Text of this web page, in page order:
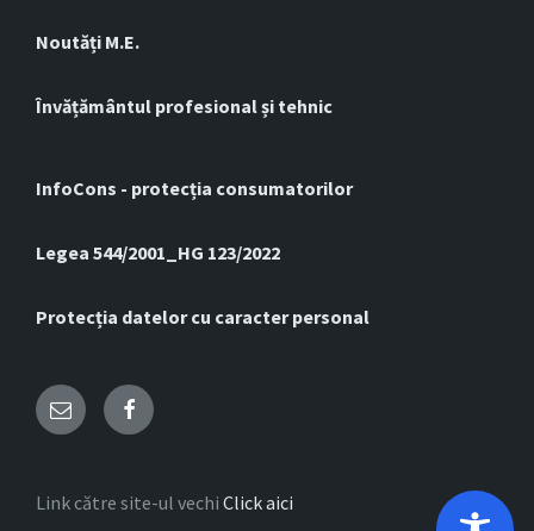
Noutăți M.E.
Învățământul profesional și tehnic
InfoCons - protecția consumatorilor
Legea 544/2001_HG 123/2022
Protecția datelor cu caracter personal
Email Facebook
Link către site-ul vechi Click aici